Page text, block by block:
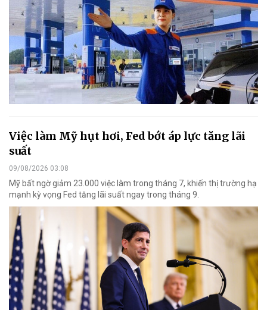
Việc làm Mỹ hụt hơi, Fed bớt áp lực tăng lãi
suất
09/08/2026 03:08
Mỹ bất ngờ giảm 23.000 việc làm trong tháng 7, khiến thị trường hạ
mạnh kỳ vọng Fed tăng lãi suất ngay trong tháng 9.